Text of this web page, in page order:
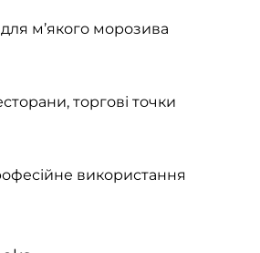
м’якого морозива
торгові точки
використання